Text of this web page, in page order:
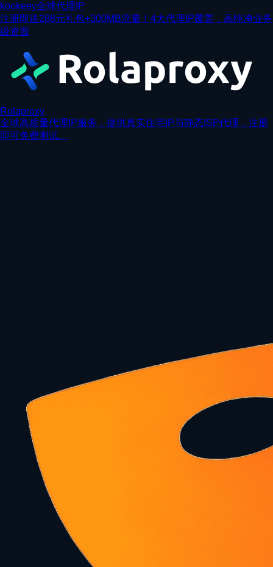
kookeey全球代理IP
注册即送288元礼包+300MB流量！4大代理IP覆盖，高纯净业务
级资源
Rolaproxy
全球高质量代理IP服务，提供真实住宅IP与静态ISP代理，注册
即可免费测试。